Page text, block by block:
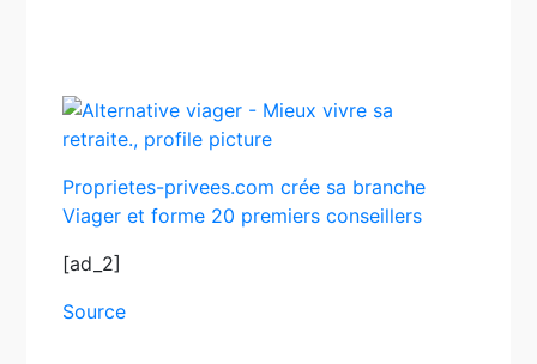
Proprietes-privees.com crée sa branche
Viager et forme 20 premiers conseillers
[ad_2]
Source